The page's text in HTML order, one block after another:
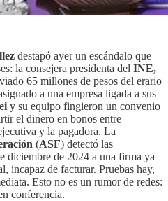
destapó ayer un escándalo que
la consejera presidenta del INE,
65 millones de pesos del erario
a una empresa ligada a sus
y su equipo fingieron un convenio
el dinero en bonos entre
y la pagadora. La
(ASF) detectó las
diciembre de 2024 a una firma ya
incapaz de facturar. Pruebas hay,
Esto no es un rumor de redes:
conferencia.